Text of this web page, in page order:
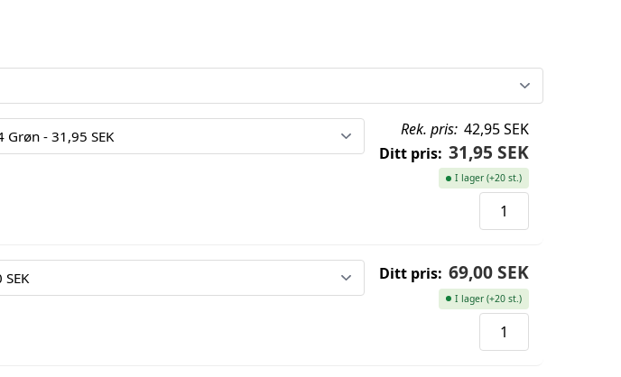
Rek. pris: 42,95 SEK
Ditt pris: 31,95 SEK
I lager (+20 st.)
Ditt pris: 69,00 SEK
I lager (+20 st.)